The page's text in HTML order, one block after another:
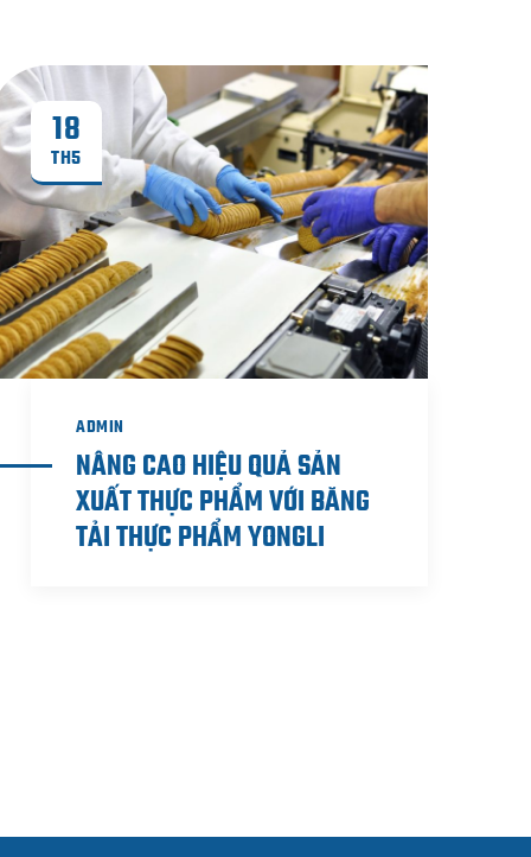
18
TH5
ADMIN
NÂNG CAO HIỆU QUẢ SẢN
XUẤT THỰC PHẨM VỚI BĂNG
TẢI THỰC PHẨM YONGLI